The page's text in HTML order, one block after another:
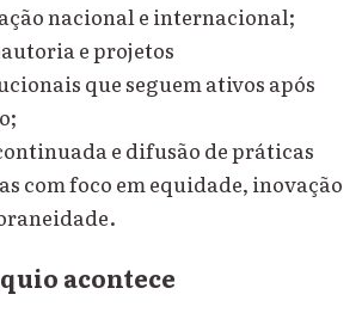
nacional e internacional;
e projetos
que seguem ativos após
e difusão de práticas
com foco em equidade, inovação
acontece